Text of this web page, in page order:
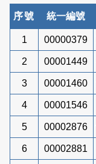
序號 統一編號
1 00000379
2 00001449
3 00001460
4 00001546
5 00002876
6 00002881